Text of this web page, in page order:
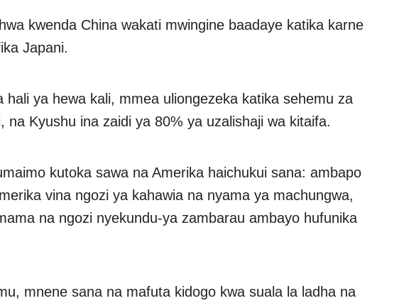
kwenda China wakati mwingine baadaye katika karne
Japani.
hali ya hewa kali, mmea uliongezeka katika sehemu za
na Kyushu ina zaidi ya 80% ya uzalishaji wa kitaifa.
kutoka sawa na Amerika haichukui sana: ambapo
vina ngozi ya kahawia na nyama ya machungwa,
na ngozi nyekundu-ya zambarau ambayo hufunika
mnene sana na mafuta kidogo kwa suala la ladha na